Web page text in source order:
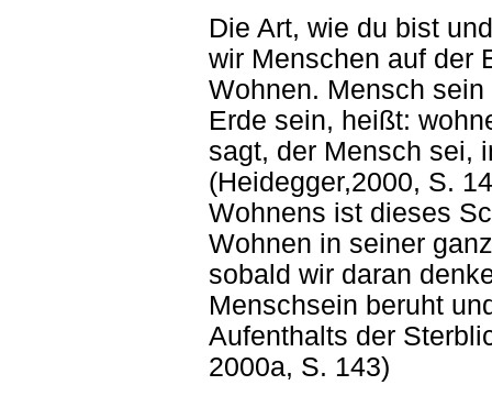
Die Art, wie du bist
wir Menschen auf der
Wohnen. Mensch
Erde sein, heißt:
sagt, der Mensch sei,
(Heidegger,2000, S.
Wohnens ist dieses
Wohnen in seiner
sobald wir daran
Menschsein beruht
Aufenthalts der
2000a, S. 143)